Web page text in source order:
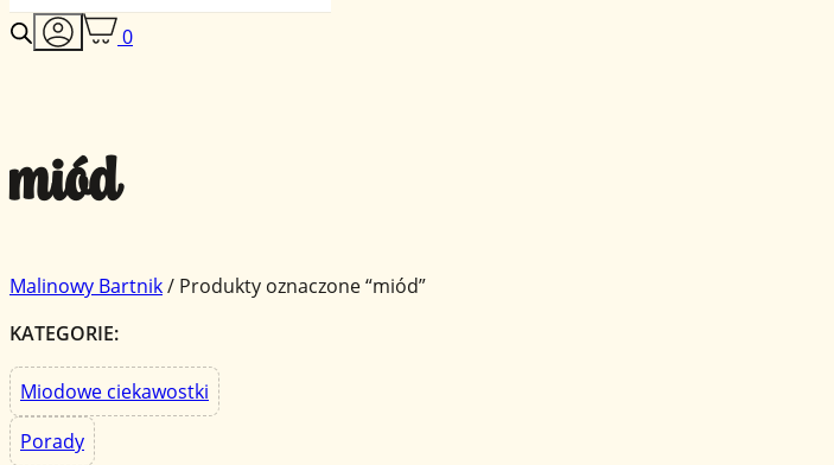
0
miód
Malinowy Bartnik/ Produkty oznaczone “miód”
KATEGORIE:
Miodowe ciekawostki
Porady